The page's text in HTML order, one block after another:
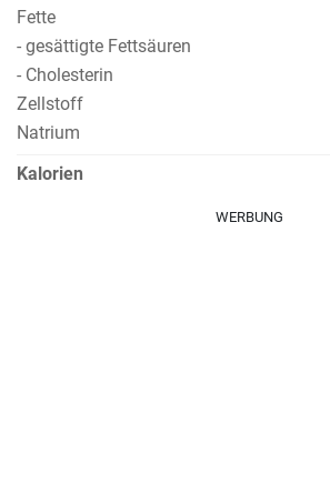
Fette
- gesättigte Fettsäuren
- Cholesterin
Zellstoff
Natrium
Kalorien
WERBUNG